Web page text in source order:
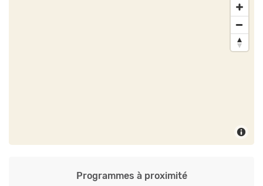
• Stade à 5 min**Programmes à proximité